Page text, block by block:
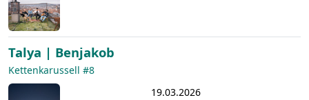
Talya | Benjakob
Kettenkarussell #8
19.03.2026